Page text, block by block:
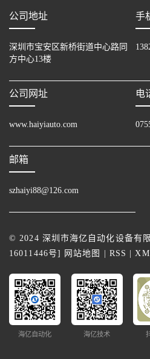
公司地址
深圳市宝安区新桥街道中心路同
方中心13楼
手
公司网址
www.haiyiauto.com
电
邮箱
szhaiyi88@126.com
© 2024 深圳市海亿自动化设备有
16011446号] 网站地图 RSS
海亿自动化 海亿技术